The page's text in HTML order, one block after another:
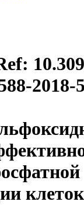
2018-
клеток